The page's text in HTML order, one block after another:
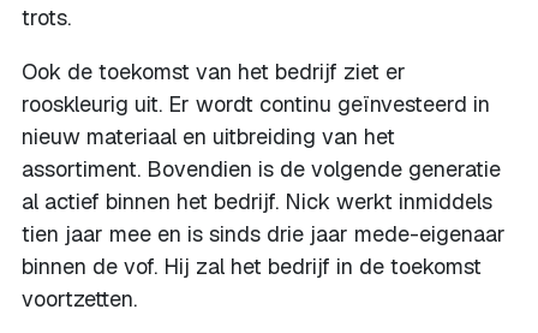
trots.
Ook de toekomst van het bedrijf ziet er
rooskleurig uit. Er wordt continu geïnvesteerd in
nieuw materiaal en uitbreiding van het
assortiment. Bovendien is de volgende generatie
al actief binnen het bedrijf. Nick werkt inmiddels
tien jaar mee en is sinds drie jaar mede-eigenaar
binnen de vof. Hij zal het bedrijf in de toekomst
voortzetten.